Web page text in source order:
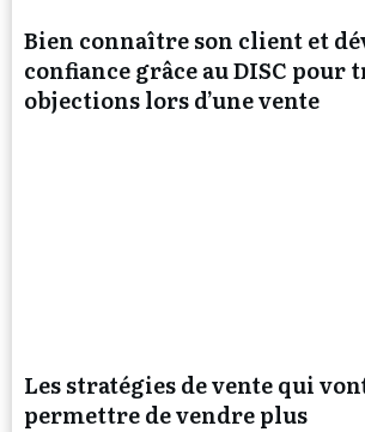
Bien connaître son client et
confiance grâce au DISC pour
objections lors d’une vente
Les stratégies de vente qui
permettre de vendre plus